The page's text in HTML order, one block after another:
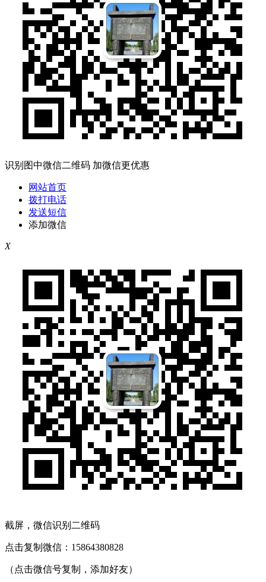
识别图中微信二维码 加微信更优惠
网站首页
拨打电话
发送短信
添加微信
X
截屏，微信识别二维码
点击复制微信：15864380828
（点击微信号复制，添加好友）